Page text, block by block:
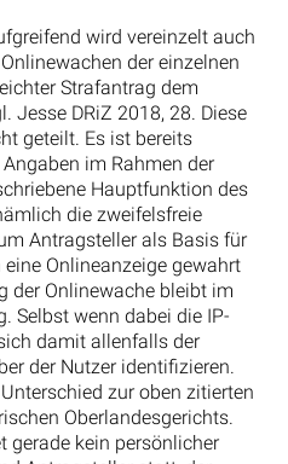
wird vereinzelt auch
der einzelnen
Strafantrag dem
Jesse DRiZ 2018, 28. Diese
geteilt. Es ist bereits
im Rahmen der
Hauptfunktion des
die zweifelsfreie
Antragsteller als Basis für
Onlineanzeige gewahrt
der Onlinewache bleibt im
Selbst wenn dabei die IP-​
damit allenfalls der
der Nutzer identifizieren.
zur oben zitierten
Oberlandesgerichts.
gerade kein persönlicher